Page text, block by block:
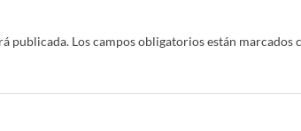
publicada. Los campos obligatorios están marcados